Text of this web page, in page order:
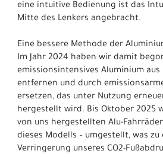
eine intuitive Bedienung ist das
Mitte des Lenkers angebracht.
Eine bessere Methode der
Im Jahr 2024 haben wir damit
emissionsintensives Aluminium
entfernen und durch
ersetzen, das unter Nutzung
hergestellt wird. Bis Oktober 2025
von uns hergestellten Alu-
dieses Modells – umgestellt, was
Verringerung unseres CO2-